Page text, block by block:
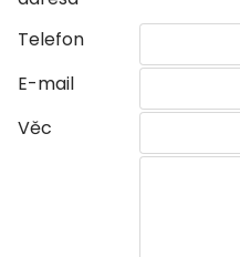
Telefon
E-mail
Věc